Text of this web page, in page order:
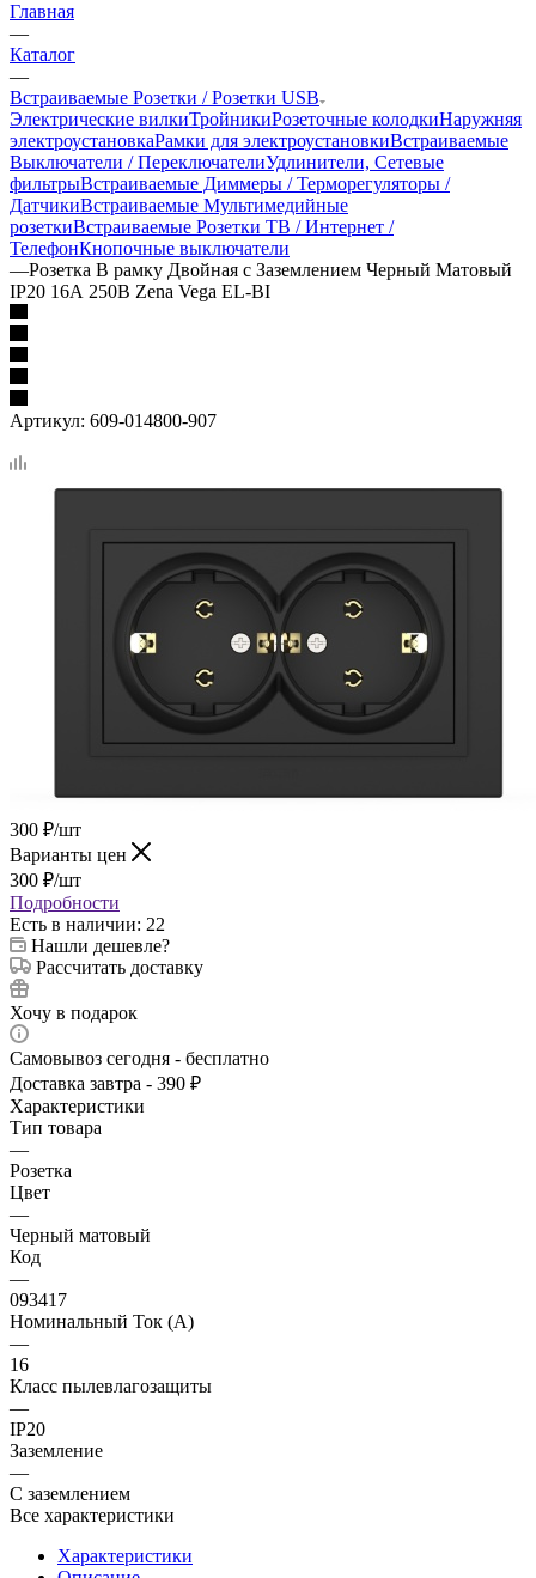
Главная
—
Каталог
—
Встраиваемые Розетки / Розетки USB
Электрические вилкиТройникиРозеточные колодкиНаружняя
электроустановкаРамки для электроустановкиВстраиваемые
Выключатели / ПереключателиУдлинители, Сетевые
фильтрыВстраиваемые Диммеры / Терморегуляторы /
ДатчикиВстраиваемые Мультимедийные
розеткиВстраиваемые Розетки ТВ / Интернет /
ТелефонКнопочные выключатели
—Розетка В рамку Двойная с Заземлением Черный Матовый
IP20 16А 250В Zena Vega EL-BI
Артикул: 609-014800-907
300 ₽/шт
Варианты цен
300 ₽/шт
Подробности
Есть в наличии: 22
Нашли дешевле?
Рассчитать доставку
Хочу в подарок
Самовывоз сегодня - бесплатно
Доставка завтра - 390 ₽
Характеристики
Тип товара
—
Розетка
Цвет
—
Черный матовый
Код
—
093417
Номинальный Ток (A)
—
16
Класс пылевлагозащиты
—
IP20
Заземление
—
С заземлением
Все характеристики
Характеристики